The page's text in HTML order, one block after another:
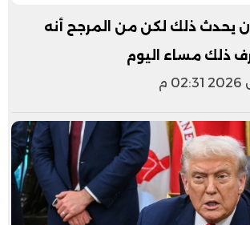
أن يحدث ذلك لكن من المرجح أنه
ذلك مساء اليوم